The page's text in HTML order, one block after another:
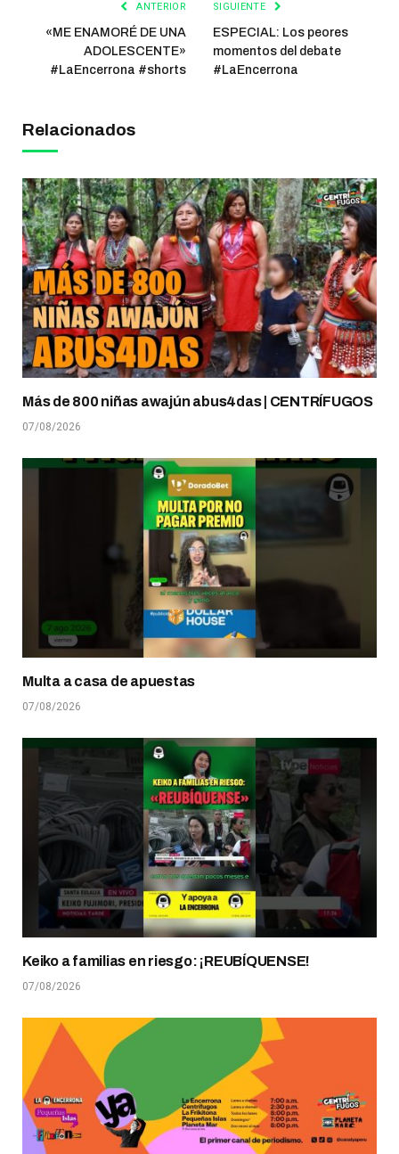
ANTERIOR
«ME ENAMORÉ DE UNA
ADOLESCENTE»
#LaEncerrona #shorts
SIGUIENTE
ESPECIAL: Los peores
momentos del debate
#LaEncerrona
Relacionados
Más de 800 niñas awajún abus4das | CENTRÍFUGOS
07/08/2026
Multa a casa de apuestas
07/08/2026
Keiko a familias en riesgo: ¡REUBÍQUENSE!
07/08/2026